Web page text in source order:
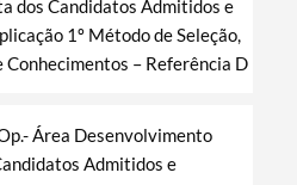
dos Candidatos Admitidos e
1º Método de Seleção,
Conhecimentos – Referência D
Área Desenvolvimento
Admitidos e